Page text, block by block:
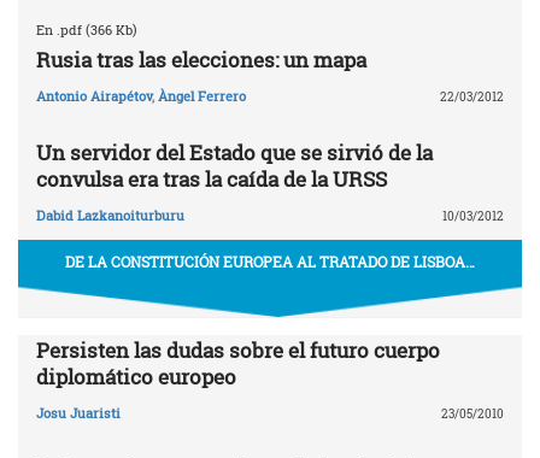
En .pdf (366 Kb)
Rusia tras las elecciones: un mapa
Antonio Airapétov, Àngel Ferrero 22/03/2012
Un servidor del Estado que se sirvió de la
convulsa era tras la caída de la URSS
Dabid Lazkanoiturburu 10/03/2012
DE LA CONSTITUCIÓN EUROPEA AL TRATADO DE LISBOA…
Persisten las dudas sobre el futuro cuerpo
diplomático europeo
Josu Juaristi 23/05/2010